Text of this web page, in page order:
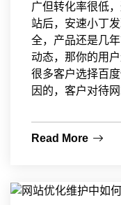
广但转化率很低
站后，安速小丁
全，产品还是几
动态，那你的用
很多客户选择百
因的，客户对待
Read More